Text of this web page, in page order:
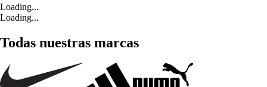
Loading...
Loading...
Todas nuestras marcas